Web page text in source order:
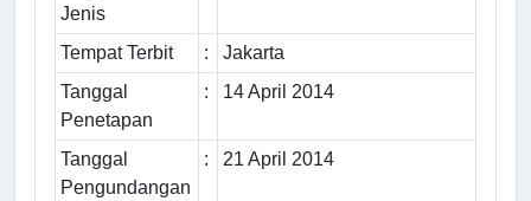
Jenis
Tempat Terbit :
Jakarta
Tanggal
Penetapan
: 14 April 2014
Tanggal
Pengundangan
: 21 April 2014